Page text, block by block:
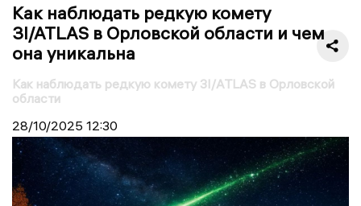
Как наблюдать редкую комету
3I/ATLAS в Орловской области и чем
она уникальна
Как наблюдать редкую комету 3I/ATLAS в Орловской
области
28/10/2025 12:30